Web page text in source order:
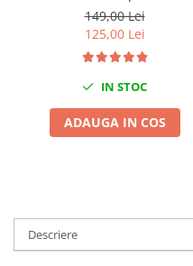
Chei Dinamometrice
Ciocane Dalti si Dornuri
Reparat Filete
Scule Electrice
Aeroterme si Incalzitoare
Masini de insurubat si gaurit
Masini de polishat
piese YATO
149,00 Lei
125,00 Lei
IN STOC
ADAUGA IN COS
Descriere